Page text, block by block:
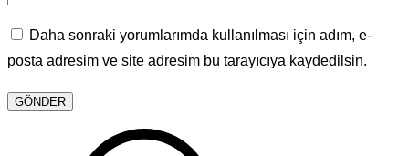
Daha sonraki yorumlarımda kullanılması için adım, e-
posta adresim ve site adresim bu tarayıcıya kaydedilsin.